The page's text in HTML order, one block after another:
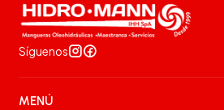
Síguenos
MENÚ